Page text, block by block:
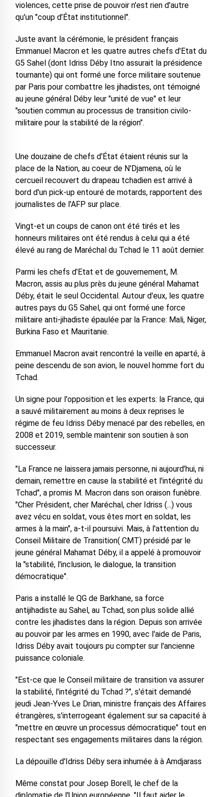
violences, cette prise de pouvoir n'est rien d'autre
qu'un "coup d’État institutionnel".
Juste avant la cérémonie, le président français
Emmanuel Macron et les quatre autres chefs d'Etat du
G5 Sahel (dont Idriss Déby Itno assurait la présidence
tournante) qui ont formé une force militaire soutenue
par Paris pour combattre les jihadistes, ont témoigné
au jeune général Déby leur "unité de vue" et leur
"soutien commun au processus de transition civilo-
militaire pour la stabilité de la région".
Une douzaine de chefs d'État étaient réunis sur la
place de la Nation, au coeur de N'Djamena, où le
cercueil recouvert du drapeau tchadien est arrivé à
bord d'un pick-up entouré de motards, rapportent des
journalistes de l'AFP sur place.
Vingt-et un coups de canon ont été tirés et les
honneurs militaires ont été rendus à celui qui a été
élevé au rang de Maréchal du Tchad le 11 août dernier.
Parmi les chefs d'Etat et de gouvernement, M.
Macron, assis au plus près du jeune général Mahamat
Déby, était le seul Occidental. Autour d'eux, les quatre
autres pays du G5 Sahel, qui ont formé une force
militaire anti-jihadiste épaulée par la France: Mali, Niger,
Burkina Faso et Mauritanie.
Emmanuel Macron avait rencontré la veille en aparté, à
peine descendu de son avion, le nouvel homme fort du
Tchad.
Un signe pour l'opposition et les experts: la France, qui
a sauvé militairement au moins à deux reprises le
régime de feu Idriss Déby menacé par des rebelles, en
2008 et 2019, semble maintenir son soutien à son
successeur.
"La France ne laissera jamais personne, ni aujourd’hui, ni
demain, remettre en cause la stabilité et l'intégrité du
Tchad", a promis M. Macron dans son oraison funèbre.
"Cher Président, cher Maréchal, cher Idriss (...) vous
avez vécu en soldat, vous êtes mort en soldat, les
armes à la main", a-t-il poursuivi. Mais, à l'attention du
Conseil Militaire de Transition( CMT) présidé par le
jeune général Mahamat Déby, il a appelé à promouvoir
la "stabilité, l'inclusion, le dialogue, la transition
démocratique".
Paris a installé le QG de Barkhane, sa force
antijihadiste au Sahel, au Tchad, son plus solide allié
contre les jihadistes dans la région. Depuis son arrivée
au pouvoir par les armes en 1990, avec l'aide de Paris,
Idriss Déby avait toujours pu compter sur l'ancienne
puissance coloniale.
"Est-ce que le Conseil militaire de transition va assurer
la stabilité, l'intégrité du Tchad ?", s'était demandé
jeudi Jean-Yves Le Drian, ministre français des Affaires
étrangères, s'interrogeant également sur sa capacité à
"mettre en œuvre un processus démocratique" tout en
respectant ses engagements militaires dans la région.
La dépouille d'Idriss Déby sera inhumée à à Amdjarass
Même constat pour Josep Borell, le chef de la